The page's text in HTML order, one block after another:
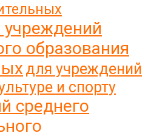
учреждений
образования
для учреждений
и спорту
среднего